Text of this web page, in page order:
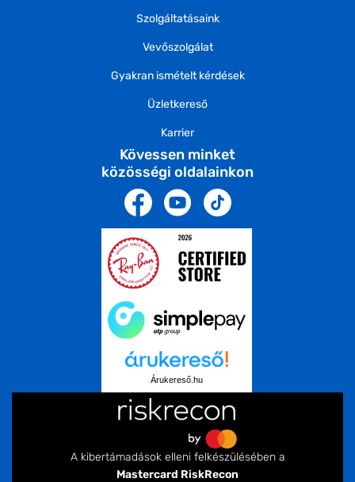
Szolgáltatásaink
Vevőszolgálat
Gyakran ismételt kérdések
Üzletkereső
Karrier
Kövessen minket
közösségi oldalainkon
Árukereső.hu
A kibertámadások elleni felkészülésében a
Mastercard RiskRecon